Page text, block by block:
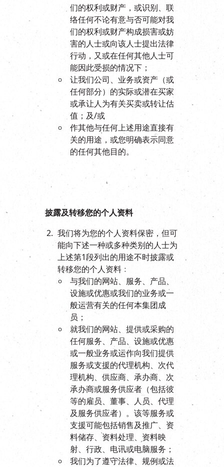
们的权利或财产，或识别、联
络任何不论有意与否可能对我
们的权利或财产构成损害或妨
害的人士或向该人士提出法律
行动，又或在任何其他人士可
能因此受损的情况下；
让我们公司、业务或资产（或
任何部分）的实际或潜在买家
或承让人为有关买卖或转让估
值；及/或
作其他与任何上述用途直接有
关的用途，或您明确表示同意
的任何其他目的。
披露及转移您的个人资料
我们将为您的个人资料保密，但可
能向下述一种或多种类别的人士为
上述第1段列出的用途不时披露或
转移您的个人资料﹕
与我们的网站、服务、产品、
设施或优惠或我们的业务或一
般运营有关的任何本集团成
员；
就我们的网站、提供或采购的
任何服务、产品、设施或优惠
或一般业务或运作向我们提供
服务或支援的代理机构、次代
理机构、供应商、承办商、次
承办商或服务供应者（包括彼
等的雇员、董事、人员、代理
及服务供应者）。该等服务或
支援可能包括销售及推广、资
料储存、资料处理、资料映
射、行政、电讯或电脑服务；
我们为了遵守法律、规例或法